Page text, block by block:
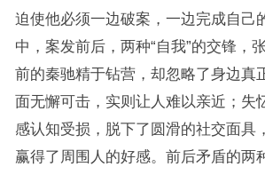
迫使他必须一边破案，一边完成自己
中，案发前后，两种“自我”的交锋
前的秦驰精于钻营，却忽略了身边真
面无懈可击，实则让人难以亲近；失
感认知受损，脱下了圆滑的社交面具
赢得了周围人的好感。前后矛盾的两